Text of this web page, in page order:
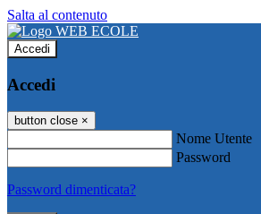
Salta al contenuto
Accedi
Accedi
button close ×
Nome Utente
Password
Password dimenticata?